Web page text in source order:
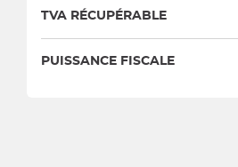
TVA RÉCUPÉRABLE
PUISSANCE FISCALE